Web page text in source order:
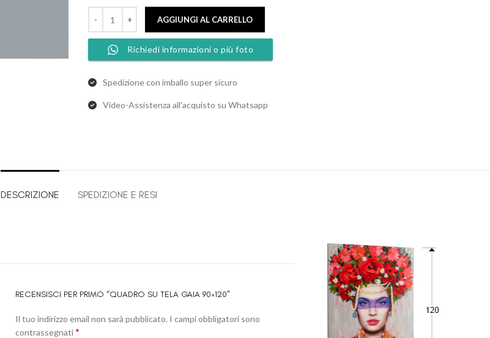
AGGIUNGI AL CARRELLO
Richiedi informazioni o più foto
Spedizione con imballo super sicuro
Video-Assistenza all'acquisto su Whatsapp
DESCRIZIONE SPEDIZIONE E RESI
RECENSISCI PER PRIMO “QUADRO SU TELA GAIA 90×120”
Il tuo indirizzo email non sarà pubblicato. I campi obbligatori sono
contrassegnati*